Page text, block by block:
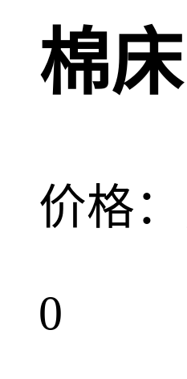
棉床
价格：
0